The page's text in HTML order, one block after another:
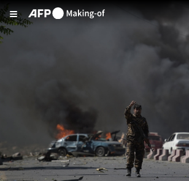
Aller au contenu principal